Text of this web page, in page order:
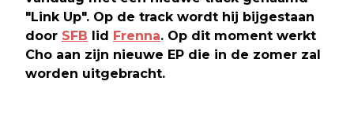
"Link Up". Op de track wordt hij bijgestaan
door SFB lid Frenna. Op dit moment werkt
Cho aan zijn nieuwe EP die in de zomer zal
worden uitgebracht.